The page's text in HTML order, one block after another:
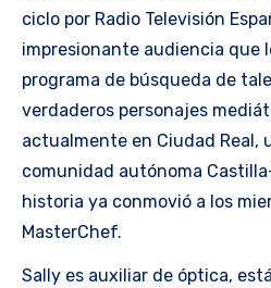
ciclo por Radio Televisión
impresionante audiencia que
programa de búsqueda de
verdaderos personajes
actualmente en Ciudad Real,
comunidad autónoma
historia ya conmovió a los
MasterChef.
Sally es auxiliar de óptica,